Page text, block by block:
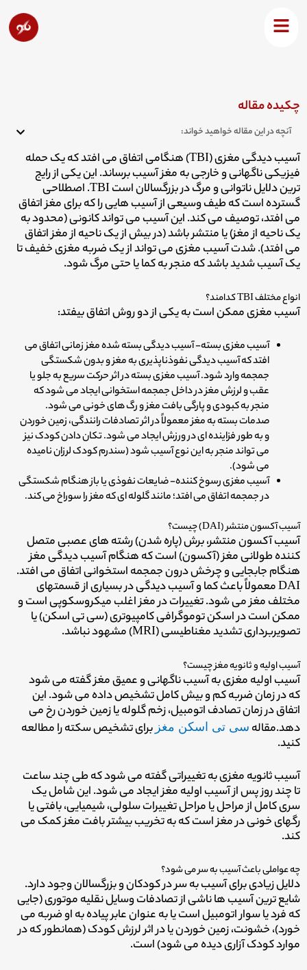
آسیب ضربه مغزی چیست؟
چکیده مقاله
آنچه در این مقاله خواهید خواند:
آسیب دیدگی مغزی (TBI) هنگامی اتفاق می افتد که یک حمله
فیزیکی ناگهانی و خارجی به مغز آسیب برساند. این یکی از رایج
ترین دلایل ناتوانی و مرگ در بزرگسالان است TBI. اصطلاحی
گسترده است که طیف وسیعی از آسیب هایی را که برای مغز اتفاق
می افتد، توصیف می کند. این آسیب می تواند کانونی (محدود به
یک ناحیه از مغز) یا منتشر باشد (در بیش از یک ناحیه از مغز اتفاق
می افتد). شدت آسیب مغزی می تواند از یک ضربه مغزی خفیف تا
یک آسیب شدید باشد که منجر به کما یا حتی مرگ شود.
انواع مختلف TBI کدامند؟
آسیب مغزی ممکن است به یکی از دو روش اتفاق بیفتد:
آسیب مغزی بسته- آسیب دیدگی بسته شده مغز زمانی اتفاق می
افتد که آسیب دیدگی نفوذناپذیری به مغز و بدون شکستگی
جمجمه وارد شود. آسیب مغزی بسته در اثر حرکت سریع به جلو یا
عقب و لرزش مغز در داخل جمجمه استخوانی ایجاد می شود که
منجر به کبودی و پارگی بافت مغز و رگ های خونی می شود.
صدمات بسته به مغز معمولاً در اثر تصادفات رانندگی، زمین خوردن
و به طور فزاینده ای در ورزش ایجاد می شود. تکان دادن کودک نیز
می تواند منجر به این نوع آسیب شود (سندرم کودک لرزان نامیده
می شود).
آسیب مغزی رسوخ کننده- ضایعات نفوذی یا باز هنگام شکستگی
در جمجمه اتفاق می افتد؛ مانند گلوله ای که مغز را سوراخ می کند.
آسیب آکسون منتشر (DAI) چیست؟
آسیب آکسون منتشر، برش (پاره شدن) رشته های عصبی متصل
کننده طولانی مغز (آکسون) است که هنگام آسیب دیدگی مغز
هنگام جابجایی و چرخش درون جمجمه استخوانی اتفاق می افتد.
DAI معمولاً باعث کما و آسیب دیدگی در بسیاری از قسمتهای
مختلف مغز می شود. تغییرات در مغز اغلب میکروسکوپی است و
ممکن است در اسکن توموگرافی کامپیوتری (سی تی اسکن) یا
تصویربرداری تشدید مغناطیسی (MRI) مشهود نباشد.
آسیب اولیه و ثانویه مغز چیست؟
آسیب اولیه مغزی به آسیب ناگهانی و عمیق مغز گفته می شود
که در زمان ضربه کم و بیش کامل تشخیص داده می شود. این
اتفاق در زمان تصادف اتومبیل، زخم گلوله یا زمین خوردن رخ می
دهد.مقاله سی تی اسکن مغز برای تشخیص سکته را مطالعه
کنید.
آسیب ثانویه مغزی به تغییراتی گفته می شود که طی چند ساعت
تا چند روز پس از آسیب اولیه مغز ایجاد می شود. این شامل یک
سری کامل از مراحل یا مراحل تغییرات سلولی، شیمیایی، بافتی یا
رگهای خونی در مغز است که به تخریب بیشتر بافت مغز کمک می
کند.
چه عواملی باعث آسیب به سر می شود؟
دلایل زیادی برای آسیب به سر در کودکان و بزرگسالان وجود دارد.
شایع ترین آسیب ها ناشی از تصادفات وسایل نقلیه موتوری (جایی
که فرد یا سوار اتومبیل است یا به عنوان عابر پیاده به او ضربه می
خورد)، خشونت، زمین خوردن یا در اثر لرزش کودک (همانطور که در
موارد کودک آزاری دیده می شود) است.